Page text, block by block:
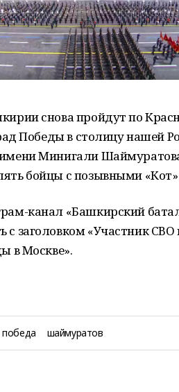
снова пройдут по
Победы в столицу нашей
Минигали
бойцы с позывными
канал «Башкирский
заголовком «Участник СВО
в Москве».
победа шаймуратов